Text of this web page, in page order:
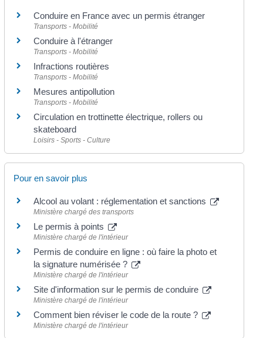
Conduire en France avec un permis étranger
Transports - Mobilité
Conduire à l'étranger
Transports - Mobilité
Infractions routières
Transports - Mobilité
Mesures antipollution
Transports - Mobilité
Circulation en trottinette électrique, rollers ou
skateboard
Loisirs - Sports - Culture
Pour en savoir plus
Alcool au volant : réglementation et sanctions
Ministère chargé des transports
Le permis à points
Ministère chargé de l'intérieur
Permis de conduire en ligne : où faire la photo et
la signature numérisée ?
Ministère chargé de l'intérieur
Site d'information sur le permis de conduire
Ministère chargé de l'intérieur
Comment bien réviser le code de la route ?
Ministère chargé de l'intérieur